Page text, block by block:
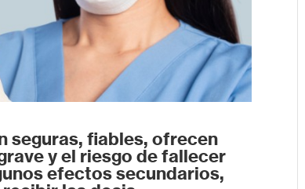
seguras, fiables, ofrecen
y el riesgo de fallecer
efectos secundarios,